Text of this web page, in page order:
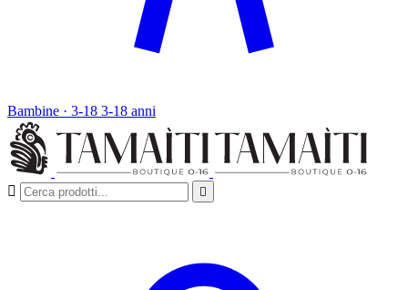
Bambine · 3-18 3-18 anni
 